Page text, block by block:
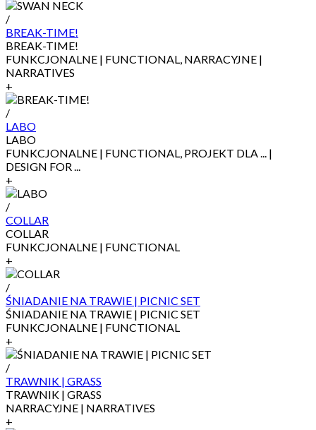
/
BREAK-TIME!
BREAK-TIME!
FUNKCJONALNE | FUNCTIONAL, NARRACYJNE |
NARRATIVES
+
/
LABO
LABO
FUNKCJONALNE | FUNCTIONAL, PROJEKT DLA ... |
DESIGN FOR ...
+
/
COLLAR
COLLAR
FUNKCJONALNE | FUNCTIONAL
+
/
ŚNIADANIE NA TRAWIE | PICNIC SET
ŚNIADANIE NA TRAWIE | PICNIC SET
FUNKCJONALNE | FUNCTIONAL
+
/
TRAWNIK | GRASS
TRAWNIK | GRASS
NARRACYJNE | NARRATIVES
+